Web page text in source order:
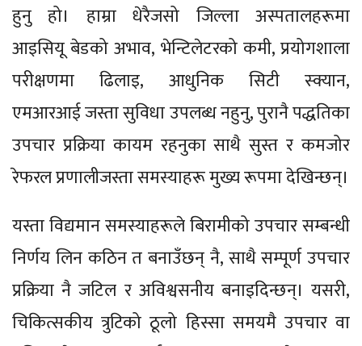
हुनु हो। हाम्रा धेरैजसो जिल्ला अस्पतालहरूमा
आइसियू बेडको अभाव, भेन्टिलेटरको कमी, प्रयोगशाला
परीक्षणमा ढिलाइ, आधुनिक सिटी स्क्यान,
एमआरआई जस्ता सुविधा उपलब्ध नहुनु, पुरानै पद्धतिका
उपचार प्रक्रिया कायम रहनुका साथै सुस्त र कमजोर
रेफरल प्रणालीजस्ता समस्याहरू मुख्य रूपमा देखिन्छन्।
यस्ता विद्यमान समस्याहरूले बिरामीको उपचार सम्बन्धी
निर्णय लिन कठिन त बनाउँछन् नै, साथै सम्पूर्ण उपचार
प्रक्रिया नै जटिल र अविश्वसनीय बनाइदिन्छन्। यसरी,
चिकित्सकीय त्रुटिको ठूलो हिस्सा समयमै उपचार वा